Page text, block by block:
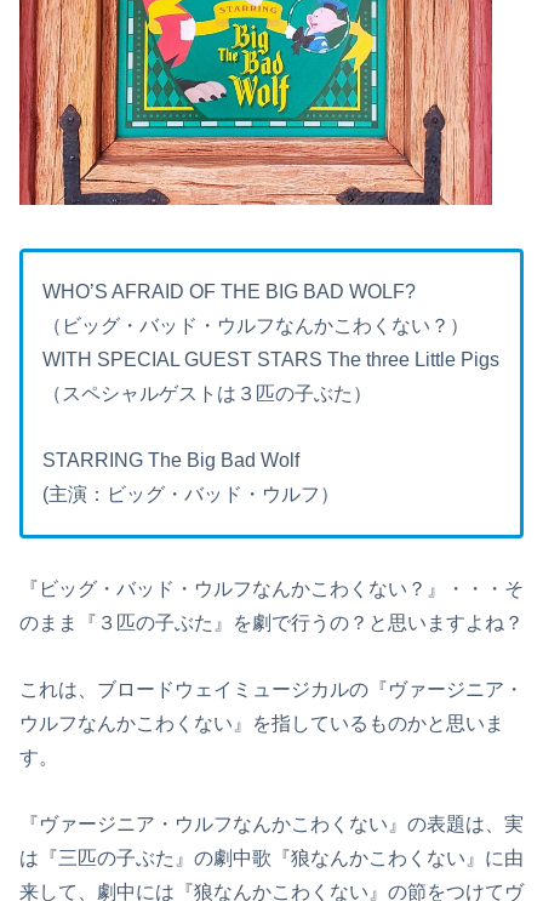
WHO’S AFRAID OF THE BIG BAD WOLF?
（ビッグ・バッド・ウルフなんかこわくない？）
WITH SPECIAL GUEST STARS The three Little Pigs
（スペシャルゲストは３匹の子ぶた）
STARRING The Big Bad Wolf
(主演：ビッグ・バッド・ウルフ）
『ビッグ・バッド・ウルフなんかこわくない？』・・・そ
のまま『３匹の子ぶた』を劇で行うの？と思いますよね？
これは、ブロードウェイミュージカルの『ヴァージニア・
ウルフなんかこわくない』を指しているものかと思いま
す。
『ヴァージニア・ウルフなんかこわくない』の表題は、実
は『三匹の子ぶた』の劇中歌『狼なんかこわくない』に由
来して、劇中には『狼なんかこわくない』の節をつけてヴ